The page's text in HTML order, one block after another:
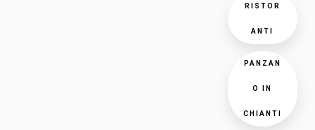
RISTOR
ANTI
PANZAN
O IN
CHIANTI